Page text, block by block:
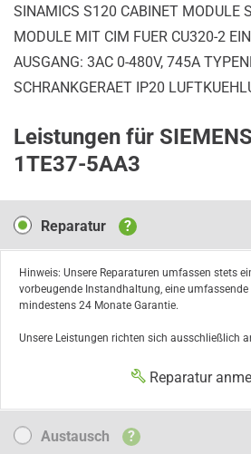
SINAMICS S120 CABINET MODULE
MODULE MIT CIM FUER CU320-2
AUSGANG: 3AC 0-480V, 745A
SCHRANKGERAET IP20
Leistungen für
1TE37-5AA3
Reparatur
Reparatur ?
Hinweis: Unsere Reparaturen umfassen stets
vorbeugende Instandhaltung, eine
mindestens 24 Monate Garantie.
Unsere Leistungen richten sich ausschließlich
Reparatur
Austausch
Austausch ?